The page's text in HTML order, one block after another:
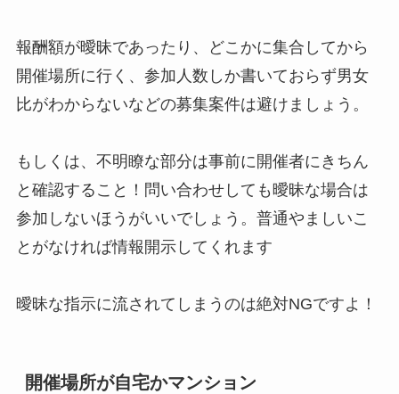
報酬額が曖昧であったり、どこかに集合してから
開催場所に行く、参加人数しか書いておらず男女
比がわからないなどの募集案件は避けましょう。
もしくは、不明瞭な部分は事前に開催者にきちん
と確認すること！問い合わせしても曖昧な場合は
参加しないほうがいいでしょう。普通やましいこ
とがなければ情報開示してくれます
曖昧な指示に流されてしまうのは絶対NGですよ！
開催場所が自宅かマンション